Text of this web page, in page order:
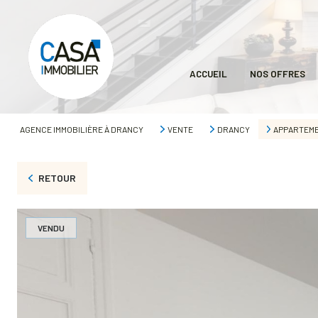
ACCUEIL NOS OFFRES
AGENCE IMMOBILIÈRE À DRANCY VENTE DRANCY
RETOUR
VENDU